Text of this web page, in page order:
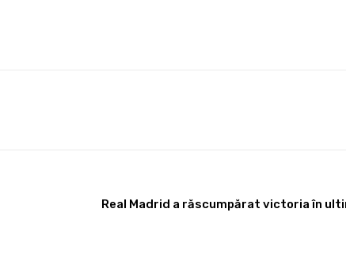
Real Madrid a răscumpărat victoria în